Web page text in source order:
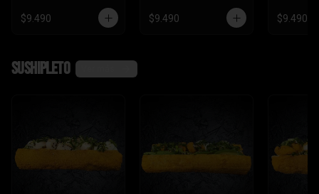
Furai
$9.490
Champiñón
$9.490 $9.490
SushiPleto